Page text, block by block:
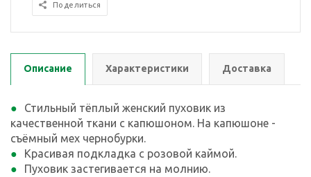
Поделиться
Описание Характеристики Доставка
Стильный тёплый женский пуховик из
качественной ткани с капюшоном. На капюшоне -
съёмный мех чернобурки.
Красивая подкладка с розовой каймой.
Пуховик застегивается на молнию.